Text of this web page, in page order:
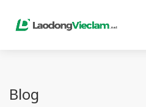
Blog